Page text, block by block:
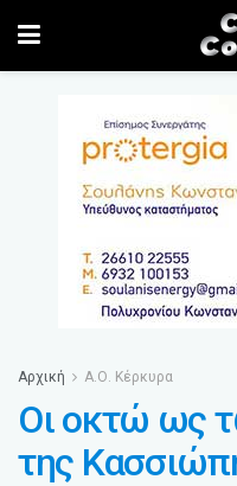
Αρχική Α.Ο. Κέρκυρα
Οι οκτώ ως
της